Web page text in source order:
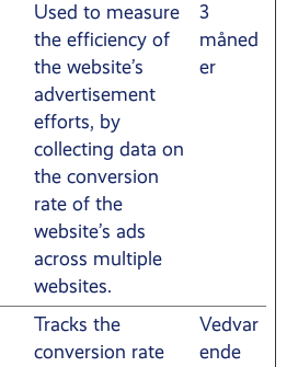
Used to measure
the efficiency of
the website’s
advertisement
efforts, by
collecting data on
the conversion
rate of the
website’s ads
across multiple
websites.
3
måned
er
Tracks the
conversion rate
Vedvar
ende